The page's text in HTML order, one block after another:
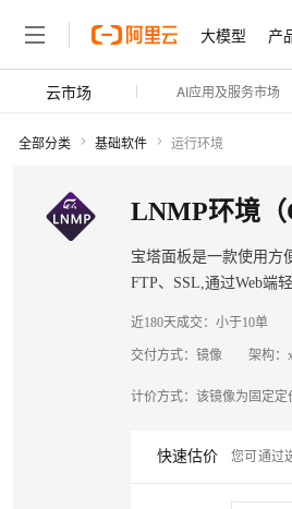
大模型 产
云市场 AI应用及服务市场
全部分类 基础软件 运行环境
LNMP环境（
宝塔面板是一款使用方
FTP、SSL,通过Web端
近180天成交： 小于10单
交付方式： 镜像 架构：
计价方式： 该镜像为固定定
快速估价 您可通过